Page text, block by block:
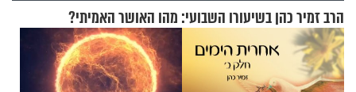
הרב זמיר כהן בשיעורו השבועי: מהו האושר האמיתי?